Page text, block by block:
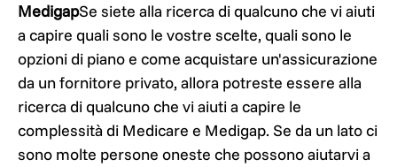
MedigapSe siete alla ricerca di qualcuno che vi aiuti
a capire quali sono le vostre scelte, quali sono le
opzioni di piano e come acquistare un'assicurazione
da un fornitore privato, allora potreste essere alla
ricerca di qualcuno che vi aiuti a capire le
complessità di Medicare e Medigap. Se da un lato ci
sono molte persone oneste che possono aiutarvi a